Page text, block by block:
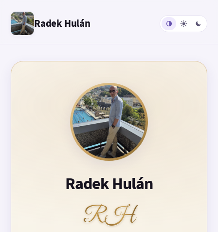
Radek Hulán
Radek Hulán
RH